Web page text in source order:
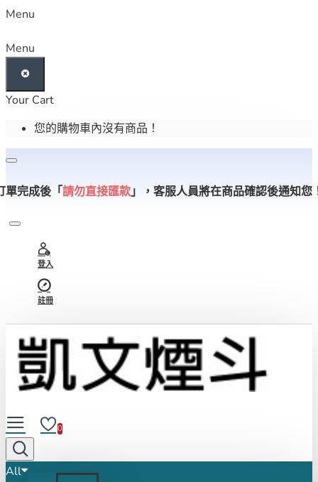
Menu
Menu
Your Cart
您的購物車內沒有商品！
單完成後「請勿直接匯款 」， 客服人員將在商品確認後通知您
登入
註冊
0
All